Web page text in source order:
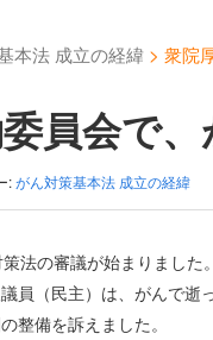
本法 成立の経緯 > 衆院
員会で
:がん対策基本法 成立の経緯
法の審議が始まりました。
員（民主）は、がんで
整備を訴えました。